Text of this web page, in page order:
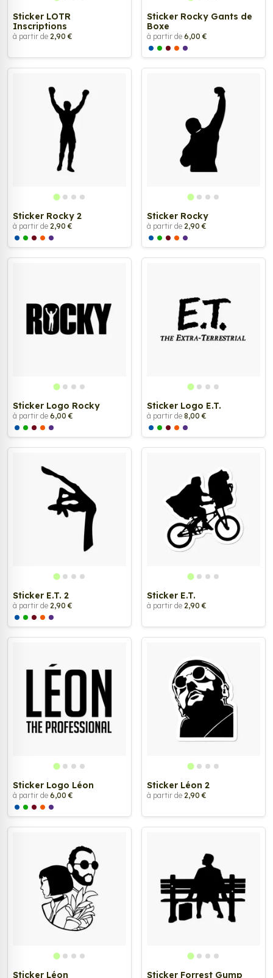
Sticker LOTR
Inscriptions
à partir de 2,90 €
Sticker Rocky Gants de
Boxe
à partir de 6,00 €
Sticker Rocky 2
à partir de 2,90 €
Sticker Rocky
à partir de 2,90 €
Sticker Logo Rocky
à partir de 6,00 €
Sticker Logo E.T.
à partir de 8,00 €
Sticker E.T. 2
à partir de 2,90 €
Sticker E.T.
à partir de 2,90 €
Sticker Logo Léon
à partir de 6,00 €
Sticker Léon 2
à partir de 2,90 €
Sticker Léon Sticker Forrest Gump